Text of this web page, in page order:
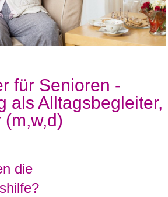
für Senioren -
als Alltagsbegleiter,
die